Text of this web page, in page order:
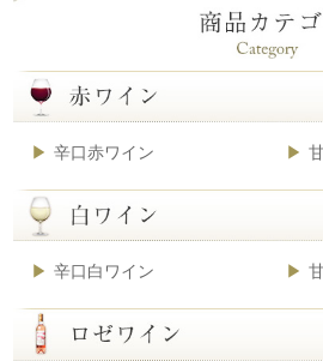
辛口赤ワイン
辛口白ワイン